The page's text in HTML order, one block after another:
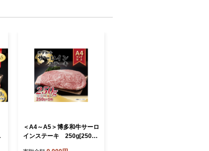
＜A4～A5＞博多和牛サーロ
インステーキ 250g[250g×